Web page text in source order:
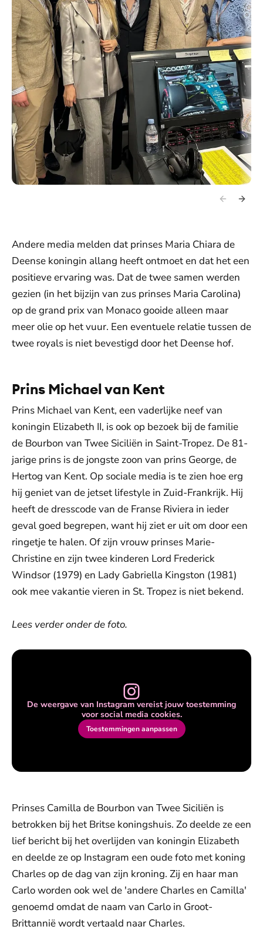
Andere media melden dat prinses Maria Chiara de
Deense koningin allang heeft ontmoet en dat het een
positieve ervaring was. Dat de twee samen werden
gezien (in het bijzijn van zus prinses Maria Carolina)
op de grand prix van Monaco gooide alleen maar
meer olie op het vuur. Een eventuele relatie tussen de
twee royals is niet bevestigd door het Deense hof.
Prins Michael van Kent
Prins Michael van Kent, een vaderlijke neef van
koningin Elizabeth II, is ook op bezoek bij de familie
de Bourbon van Twee Siciliën in Saint-Tropez. De 81-
jarige prins is de jongste zoon van prins George, de
Hertog van Kent. Op sociale media is te zien hoe erg
hij geniet van de jetset lifestyle in Zuid-Frankrijk. Hij
heeft de dresscode van de Franse Riviera in ieder
geval goed begrepen, want hij ziet er uit om door een
ringetje te halen. Of zijn vrouw prinses Marie-
Christine en zijn twee kinderen Lord Frederick
Windsor (1979) en Lady Gabriella Kingston (1981)
ook mee vakantie vieren in St. Tropez is niet bekend.
Lees verder onder de foto.
De weergave van Instagram vereist jouw toestemming
voor social media cookies.
Toestemmingen aanpassen
Prinses Camilla de Bourbon van Twee Siciliën is
betrokken bij het Britse koningshuis. Zo deelde ze een
lief bericht bij het overlijden van koningin Elizabeth
en deelde ze op Instagram een oude foto met koning
Charles op de dag van zijn kroning. Zij en haar man
Carlo worden ook wel de 'andere Charles en Camilla'
genoemd omdat de naam van Carlo in Groot-
Brittannië wordt vertaald naar Charles.